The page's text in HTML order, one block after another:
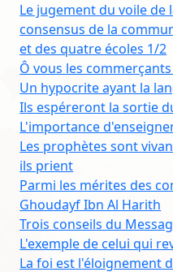
Le jugement du voile de
consensus de la
et des quatre écoles 1/2
Ô vous les
Un hypocrite ayant la
Ils espéreront la sortie
L'importance
Les prophètes sont
ils prient
Parmi les mérites des
Ghoudayf Ibn Al Harith
Trois conseils du
L'exemple de celui qui
La foi est l'éloignement